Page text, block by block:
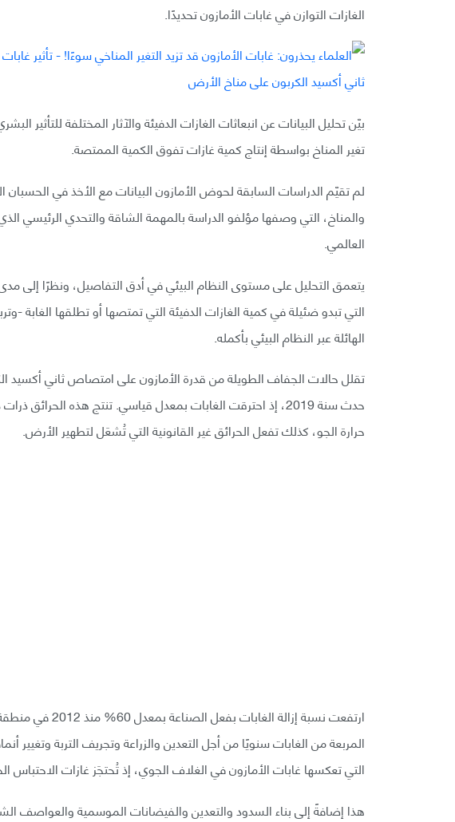
الغازات التوازن في غابات الأمازون تحديدًا.
بيّن تحليل البيانات عن انبعاثات الغازات الدفيئة والآثار المختلفة
تغير المناخ بواسطة إنتاج كمية غازات تفوق الكمية الممتصة.
لم تقيّم الدراسات السابقة لحوض الأمازون البيانات مع الأخذ في الحسبان
والمناخ، التي وصفها مؤلفو الدراسة بالمهمة الشاقة والتحدي الرئيسي
العالمي.
يتعمق التحليل على مستوى النظام البيئي في أدق التفاصيل، ونظرًا إلى
التي تبدو ضئيلة في كمية الغازات الدفيئة التي تمتصها أو تطلقها الغابة -
الهائلة عبر النظام البيئي بأكمله.
تقلل حالات الجفاف الطويلة من قدرة الأمازون على امتصاص ثاني أكسيد
حدث سنة 2019، إذ احترقت الغابات بمعدل قياسي. تنتج هذه
حرارة الجو، كذلك تفعل الحرائق غير القانونية التي تُشعَل لتطهير الأرض.
ارتفعت نسبة إزالة
المربعة من الغابات سنويًا من أجل التعدين والزراعة وتجريف التربة
التي تعكسها غابات الأمازون في الغلاف الجوي، إذ تُحتجَز غازات الاحتباس
هذا إضافةً إلى بناء السدود والتعدين والفيضانات الموسمية والعواصف